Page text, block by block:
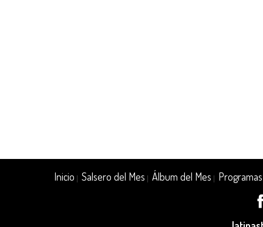
Inicio |Salsero del Mes |Álbum del Mes Programas